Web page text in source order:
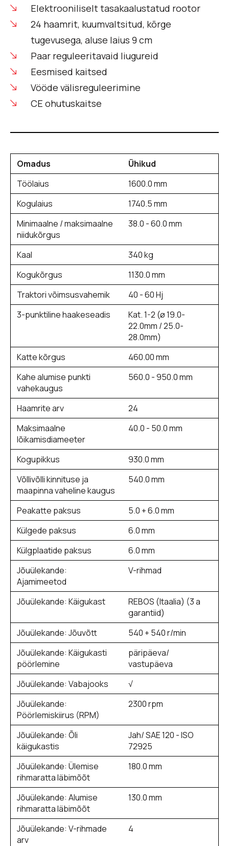
Elektrooniliselt tasakaalustatud rootor
24 haamrit, kuumvaltsitud, kõrge
tugevusega, aluse laius 9 cm
Paar reguleeritavaid liugureid
Eesmised kaitsed
Vööde välisreguleerimine
CE ohutuskaitse
Omadus
Ühikud
Töölaius
1600.0 mm
Kogulaius
1740.5 mm
Minimaalne / maksimaalne
niidukõrgus
38.0 - 60.0 mm
Kaal
340 kg
Kogukõrgus
1130.0 mm
Traktori võimsusvahemik
40 - 60 Hj
3-punktiline haakeseadis
Kat. 1-2 (ø 19.0-
22.0mm / 25.0-
28.0mm)
Katte kõrgus
460.00 mm
Kahe alumise punkti
vahekaugus
560.0 - 950.0 mm
Haamrite arv
24
Maksimaalne
lõikamisdiameeter
40.0 - 50.0 mm
Kogupikkus
930.0 mm
Võllivõlli kinnituse ja
maapinna vaheline kaugus
540.0 mm
Peakatte paksus
5.0 + 6.0 mm
Külgede paksus
6.0 mm
Külgplaatide paksus
6.0 mm
Jõuülekande:
Ajamimeetod
V-rihmad
Jõuülekande: Käigukast
REBOS (Itaalia) (3 a
garantiid)
Jõuülekande: Jõuvõtt
540 + 540 r/min
Jõuülekande: Käigukasti
pöörlemine
päripäeva/
vastupäeva
Jõuülekande: Vabajooks
√
Jõuülekande:
Pöörlemiskiirus (RPM)
2300 rpm
Jõuülekande: Õli
käigukastis
Jah/ SAE 120 - ISO
72925
Jõuülekande: Ülemise
rihmaratta läbimõõt
180.0 mm
Jõuülekande: Alumise
rihmaratta läbimõõt
130.0 mm
Jõuülekande: V-rihmade
arv
4